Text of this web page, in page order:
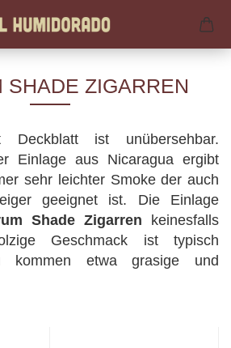
SHADE ZIGARREN
Deckblatt ist unübersehbar.
Einlage aus Nicaragua ergibt
sehr leichter Smoke der auch
geeignet ist. Die Einlage
Shade Zigarren keinesfalls
Geschmack ist typisch
kommen etwa grasige und